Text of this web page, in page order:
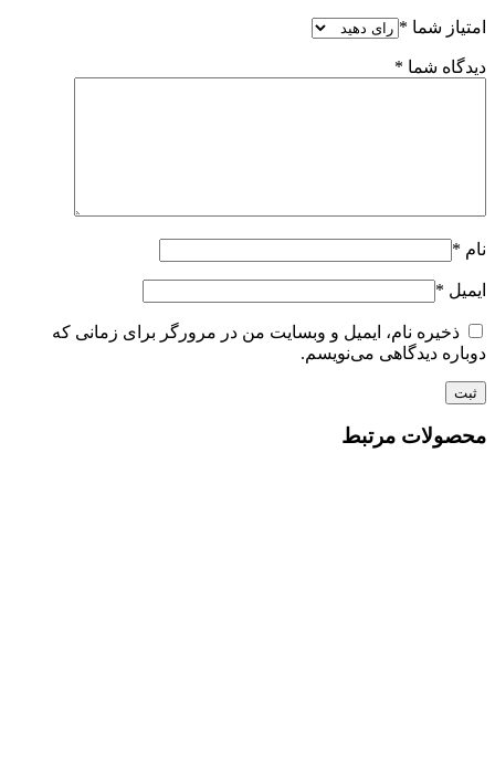
امتیاز شما *
دیدگاه شما *
نام *
ایمیل *
ذخیره نام، ایمیل و وبسایت من در مرورگر برای زمانی که
دوباره دیدگاهی می‌نویسم.
محصولات مرتبط